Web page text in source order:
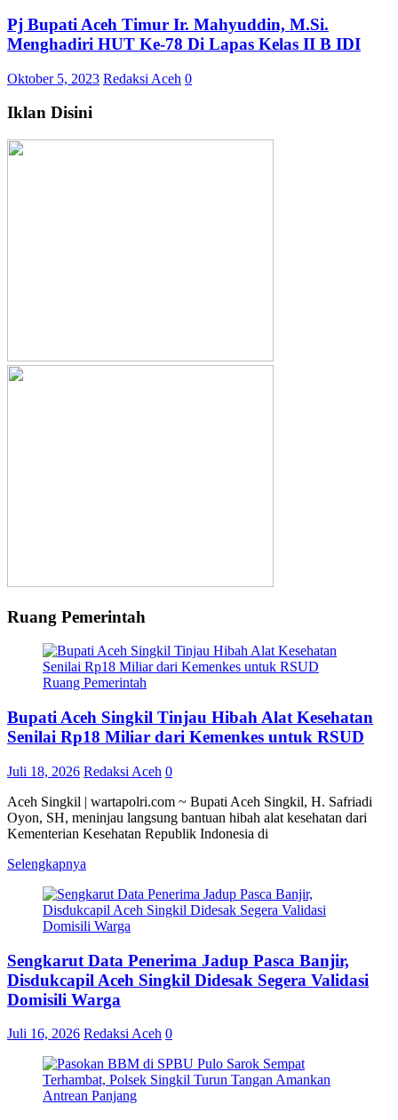
Pj Bupati Aceh Timur Ir. Mahyuddin, M.Si.
Menghadiri HUT Ke-78 Di Lapas Kelas II B IDI
Oktober 5, 2023 Redaksi Aceh 0
Iklan Disini
Ruang Pemerintah
Ruang Pemerintah
Bupati Aceh Singkil Tinjau Hibah Alat Kesehatan
Senilai Rp18 Miliar dari Kemenkes untuk RSUD
Juli 18, 2026 Redaksi Aceh 0
Aceh Singkil | wartapolri.com ~ Bupati Aceh Singkil, H. Safriadi
Oyon, SH, meninjau langsung bantuan hibah alat kesehatan dari
Kementerian Kesehatan Republik Indonesia di
Selengkapnya
Sengkarut Data Penerima Jadup Pasca Banjir,
Disdukcapil Aceh Singkil Didesak Segera Validasi
Domisili Warga
Juli 16, 2026 Redaksi Aceh 0